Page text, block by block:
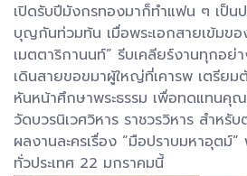
เปิดรับปีมังกรทองมาก็ทำแฟน ๆ เป็น
บุญกันท่วมท้น เมื่อพระเอกสายเข้มข
เมตตาริกานนท์” รีบเคลียร์งานทุกอย่
เดินสายขอขมาผู้ใหญ่ที่เคารพ เตรียม
หันหน้าศึกษาพระธรรม เพื่อทดแทนคุ
วัดบวรนิเวศวิหาร ราชวรวิหาร สำห
ผลงานละครเรื่อง “มือปราบมหาอุตม์
ทั่วประเทศ 22 มกราคมนี้